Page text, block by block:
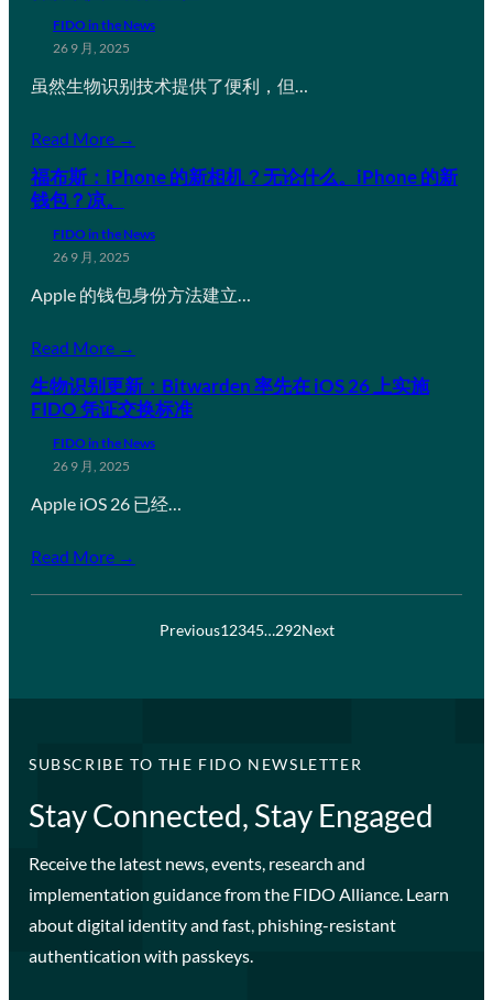
FIDO in the News
26 9 月, 2025
虽然生物识别技术提供了便利，但…
Read More →
福布斯：iPhone 的新相机？无论什么。iPhone 的新
钱包？凉。
FIDO in the News
26 9 月, 2025
Apple 的钱包身份方法建立…
Read More →
生物识别更新：Bitwarden 率先在 iOS 26 上实施
FIDO 凭证交换标准
FIDO in the News
26 9 月, 2025
Apple iOS 26 已经…
Read More →
Previous12345…292Next
SUBSCRIBE TO THE FIDO NEWSLETTER
Stay Connected, Stay Engaged
Receive the latest news, events, research and
implementation guidance from the FIDO Alliance. Learn
about digital identity and fast, phishing-resistant
authentication with passkeys.